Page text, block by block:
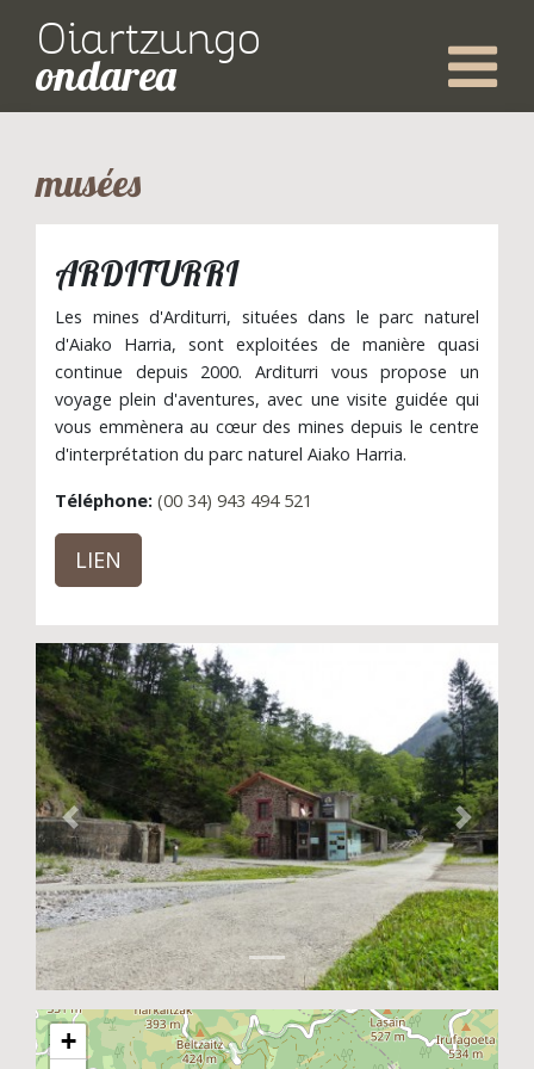
Oiartzungo
ondarea
musées
ARDITURRI
Les mines d'Arditurri, situées dans le parc naturel
d'Aiako Harria, sont exploitées de manière quasi
continue depuis 2000. Arditurri vous propose un
voyage plein d'aventures, avec une visite guidée qui
vous emmènera au cœur des mines depuis le centre
d'interprétation du parc naturel Aiako Harria.
Téléphone: (00 34) 943 494 521
LIEN
Previous Next
+